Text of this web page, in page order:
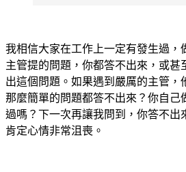
我相信大家在工作上一定有發生過，
主管提的問題，你都答不出來，或甚
出這個問題。如果遇到嚴厲的主管，
那麼簡單的問題都答不出來？你自己
過嗎？下一次再讓我問到，你答不出
肯定心情非常沮喪。